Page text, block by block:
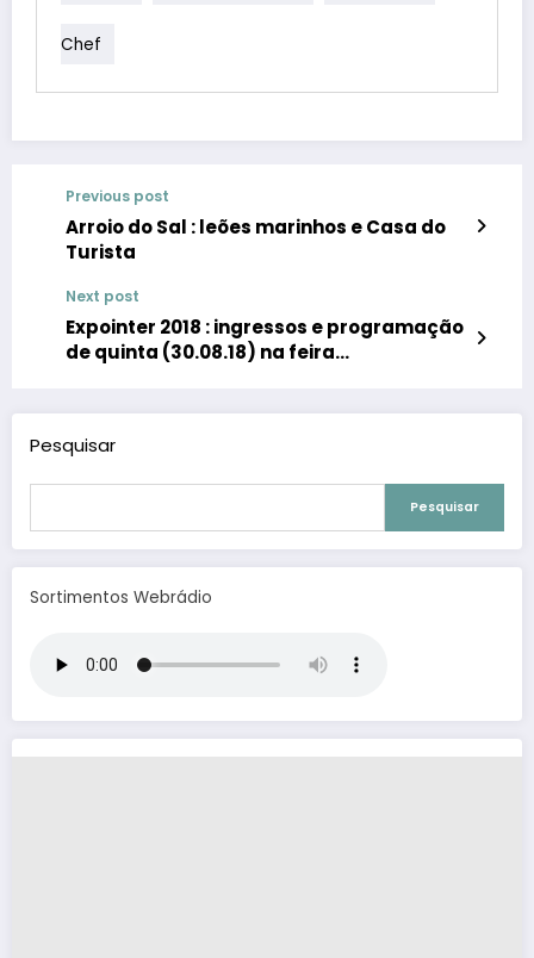
Chef
Previous post
Arroio do Sal : leões marinhos e Casa do
Turista
Next post
Expointer 2018 : ingressos e programação
de quinta (30.08.18) na feira
Pesquisar
Pesquisar
Sortimentos Webrádio